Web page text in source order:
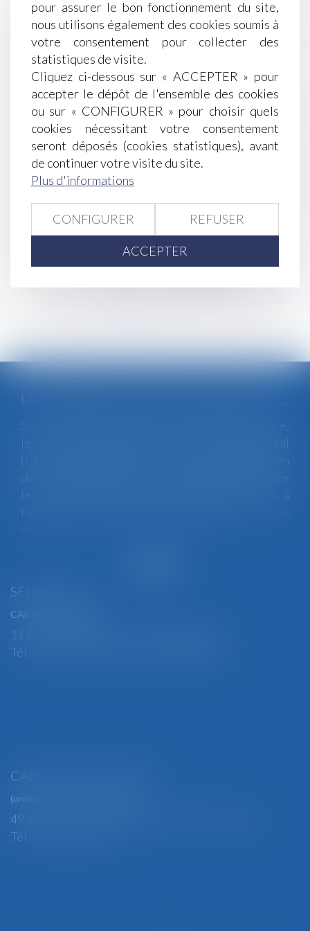
Éditions Francis Lefebvre
Interdiction de la GPA : quand l’inertie judiciaire
tourne à l’imbroglio juridique - Famille -
Personne | Dalloz Actualité
Retraites, deux sénateurs militent pour un nouvel
âge légal à 63 ans LégiFiscal
Requalification en CDI : le droit à l’emploi peut-il
justifier la poursuite du contrat de mission? -
Éditions Tissot
DGCCRF - SPAMS vocaux et SMS : les fraudeurs
de plus en plus imaginatifs | Le portail des
ministères économiques et financiers
Urssaf : Nécessaire Formalisme De L’acte De
Signification D’une Contrainte
<< < ... 238 239 240 241 242 243
Saisi par la Présidente de l'Assemblée nationale,
le Conseil économique, social et environnemental
(CESE) a adopté ce jour son avis sur la proposition
de loi visant à lutter de manière intégrale contre
les violences sexistes et sexuelles commises à
l'encontre des femmes et des enfants...
SELARL BGBJ
CABINET PRINCIPAL
11 Place Edmond Henry - 88000 ÉPINAL
Tél : 03 29 82 29 04 - Fax : 03 29 64 06 84
CABINET SECONDAIRE
(uniquement sur rendez-vous)
49, rue Thiers - 88100 SAINT-DIÉ DES VOSGES
Tél : 03 29 56 15 98
pour assurer le bon fonctionnement du site,
nous utilisons également des cookies soumis à
votre consentement pour collecter des
statistiques de visite.
Cliquez ci-dessous sur « ACCEPTER » pour
accepter le dépôt de l'ensemble des cookies
ou sur « CONFIGURER » pour choisir quels
cookies nécessitant votre consentement
seront déposés (cookies statistiques), avant
de continuer votre visite du site.
Plus d'informations
CONFIGURER REFUSER
ACCEPTER